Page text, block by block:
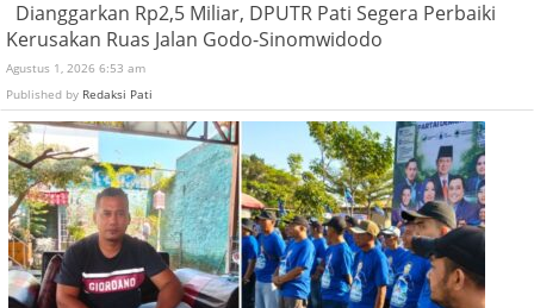
Dianggarkan Rp2,5 Miliar, DPUTR Pati Segera Perbaiki
Kerusakan Ruas Jalan Godo-Sinomwidodo
Agustus 1, 2026 6:53 am
Published by Redaksi Pati